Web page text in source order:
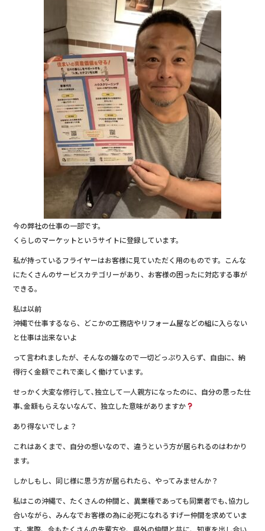
今の弊社の仕事の一部です。
くらしのマーケットというサイトに登録しています。
私が持っているフライヤーはお客様に見ていただく用のものです。こんな
にたくさんのサービスカテゴリーがあり、お客様の困ったに対応する事が
できる。
私は以前
沖縄で仕事するなら、どこかの工務店やリフォーム屋などの組に入らない
と仕事は出来ないよ
って言われましたが、そんなの嫌なので一切どっぷり入らず、自由に、納
得行く金額でこれで楽しく働けています。
せっかく大変な修行して､独立して一人親方になったのに、自分の思った仕
事､金額もらえないなんて、独立した意味がありますか
あり得ないでしょ？
これはあくまで、自分の想いなので、違うという方が居られるのはわかり
ます。
しかしもし、同じ様に思う方が居られたら、やってみませんか？
私はこの沖縄で、たくさんの仲間と、異業種であっても同業者でも､協力し
合いながら、みんなでお客様の為に必死になれるすげー仲間を求めていま
す。実際、今もたくさんの先輩方や、県外の仲間と共に、知恵を出し合い